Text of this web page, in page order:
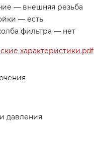
— внешняя резьба
— есть
фильтра — нет
характеристики.pdf
давления